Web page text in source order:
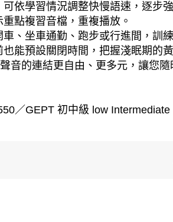
依學習情況調整快慢語速，逐步
點複習音檔，重複播放。
、坐車通勤、跑步或行進間，訓
能預設關閉時間，把握淺眠期的
音的連結更自由、更多元，讓您
／GEPT 初中級 low Intermediate